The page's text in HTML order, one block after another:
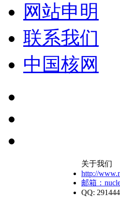
网站申明
联系我们
中国核网
关于我们
http://
邮箱：
QQ: